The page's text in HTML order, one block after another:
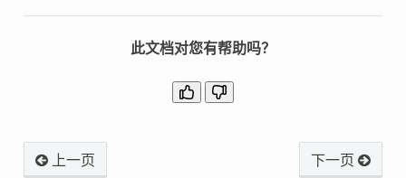
此文档对您有帮助吗？
上一页 下一页